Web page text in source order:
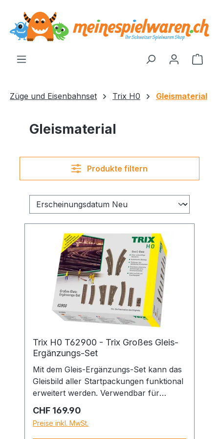
springen
Züge und Eisenbahnset Trix H0 Gleismaterial
Gleismaterial
Produkte filtern
Trix H0 T62900 - Trix Großes Gleis-
Ergänzungs-Set
Mit dem Gleis-Ergänzungs-Set kann das
Gleisbild aller Startpackungen funktional
erweitert werden. Verwendbar für
oder Ausweichgleise, ein Abstellgleis und
neue Strecken. Geeignet für die Trix
Regulärer Preis:
CHF 169.90
Preise inkl. MwSt.